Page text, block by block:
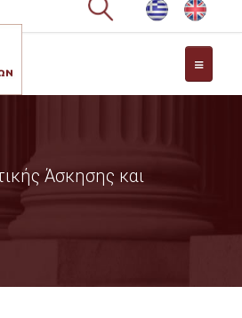
ΜΟΝΑΔΑ
ΕΠΙΤΡΟΠΗ ΔΙΑΧΕΙΡΙΣΗΣ
Άσκησης και